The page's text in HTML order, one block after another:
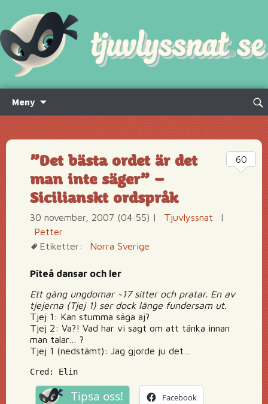
Meny
innehåll
Sök
”Det bästa ordet är det
man inte säger” –
Sicilianskt ordspråk
30 november, 2007 (04:55) | Tjuvlyssnat
|
Petter
Etiketter:
Norra Sverige
Piteå dansar och ler
Ett gäng ungdomar ~17 sitter och pratar. En av
tjejerna (Tjej 1) ser dock länge fundersam ut.
Tjej 1: Kan stumma säga aj?
Tjej 2: Va?! Vad har vi sagt om att tänka innan
man talar… ?
Tjej 1 (nedstämt): Jag gjorde ju det…
Cred: Elin
Tipsa oss! Facebook
60